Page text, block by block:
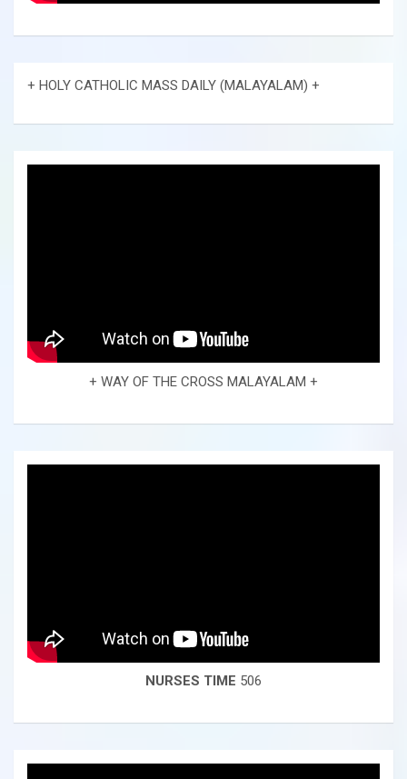
+ HOLY CATHOLIC MASS DAILY (MALAYALAM) +
+ WAY OF THE CROSS MALAYALAM +
NURSES TIME 506